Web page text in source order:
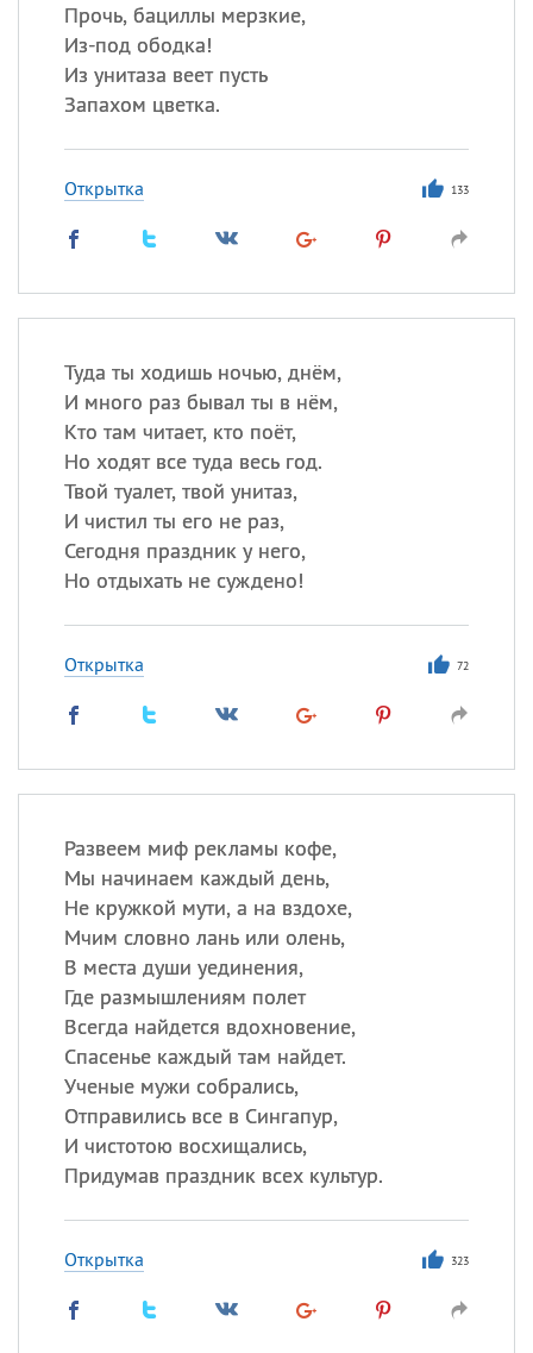
Прочь, бациллы мерзкие,
Из-под ободка!
Из унитаза веет пусть
Запахом цветка.
Открытка 133
Туда ты ходишь ночью, днём,
И много раз бывал ты в нём,
Кто там читает, кто поёт,
Но ходят все туда весь год.
Твой туалет, твой унитаз,
И чистил ты его не раз,
Сегодня праздник у него,
Но отдыхать не суждено!
Открытка 72
Развеем миф рекламы кофе,
Мы начинаем каждый день,
Не кружкой мути, а на вздохе,
Мчим словно лань или олень,
В места души уединения,
Где размышлениям полет
Всегда найдется вдохновение,
Спасенье каждый там найдет.
Ученые мужи собрались,
Отправились все в Сингапур,
И чистотою восхищались,
Придумав праздник всех культур.
Открытка 323